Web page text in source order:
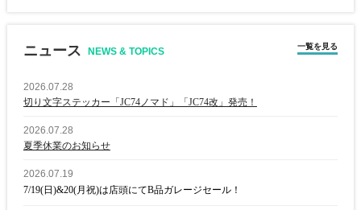
ニュース NEWS & TOPICS 一覧を見る
2026.07.28
切り文字ステッカー「JC74ノマド」「JC74改」発売！
2026.07.28
夏季休業のお知らせ
2026.07.19
7/19(日)&20(月祝)は店頭にてB品ガレージセール！